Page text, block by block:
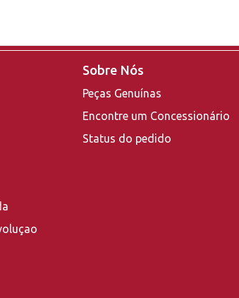
Sobre Nós
Peças Genuínas
Encontre um Concessionário
Status do pedido